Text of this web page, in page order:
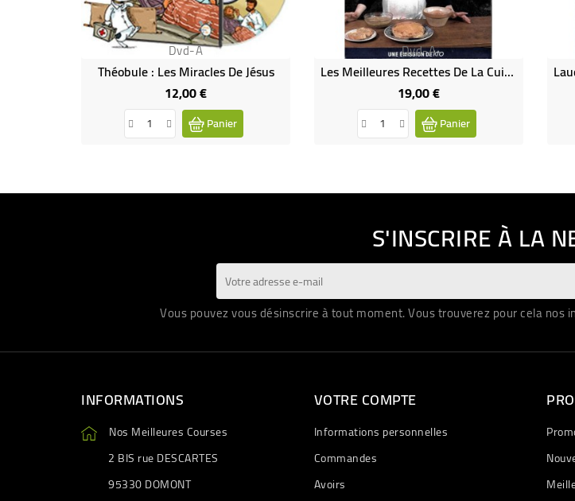
Dvd-A
Théobule : Les Miracles De Jésus
12,00 €Prix
Panier
Dvd-A
Les Meilleures Recettes De La Cuisine Des Monastères
19,00 €Prix
Panier
S'INSCRIRE À LA
Vous pouvez vous désinscrire à tout moment. Vous trouverez pour cela
INFORMATIONS
Nos Meilleures Courses
2 BIS rue DESCARTES
95330 DOMONT
VOTRE COMPTE
Informations personnelles
Commandes
Avoirs